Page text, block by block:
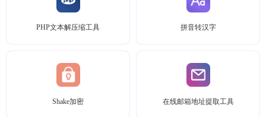
PHP文本解压缩工具 拼音转汉字
Shake加密 在线邮箱地址提取工具